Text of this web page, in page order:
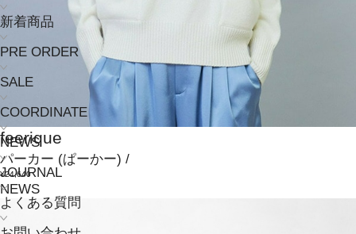
新着商品
PRE ORDER
SALE
COORDINATE
NEWS
JOURNAL
よくある質問
feerique
パーカー (ぱーかー) /
¥24,640
NEWS